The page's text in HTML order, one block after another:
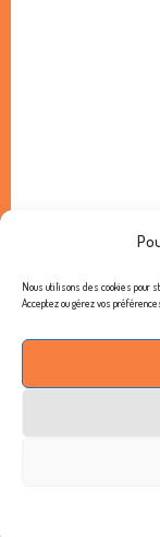
Nous utilisons des cookies pour
Acceptez ou gérez vos
Copyright ©